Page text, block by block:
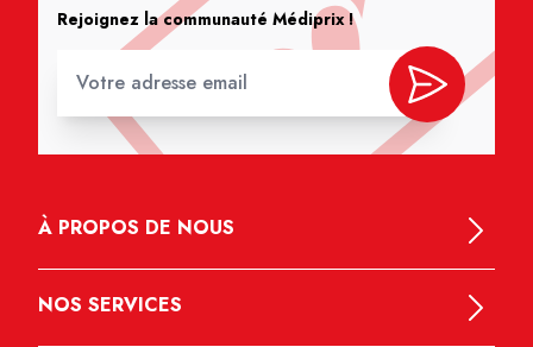
Rejoignez la communauté Médiprix !
À PROPOS DE NOUS
NOS SERVICES